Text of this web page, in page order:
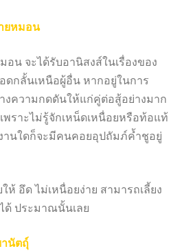
ยหมอน
น จะได้รับอานิสงส์ในเรื่องของ
กลั้นเหนือผู้อื่น หากอยู่ในการ
งความกดดันให้แก่คู่ต่อสู้อย่างมาก
พราะไม่รู้จักเหน็ดเหนื่อยหรือท้อแท้
านใดก็จะมีคนคอยอุปถัมภ์ค้ำชูอยู่
อึด ไม่เหนื่อยง่าย สามารถเลี้ยง
ด้ ประมาณนั้นเลย
นัตถุ์